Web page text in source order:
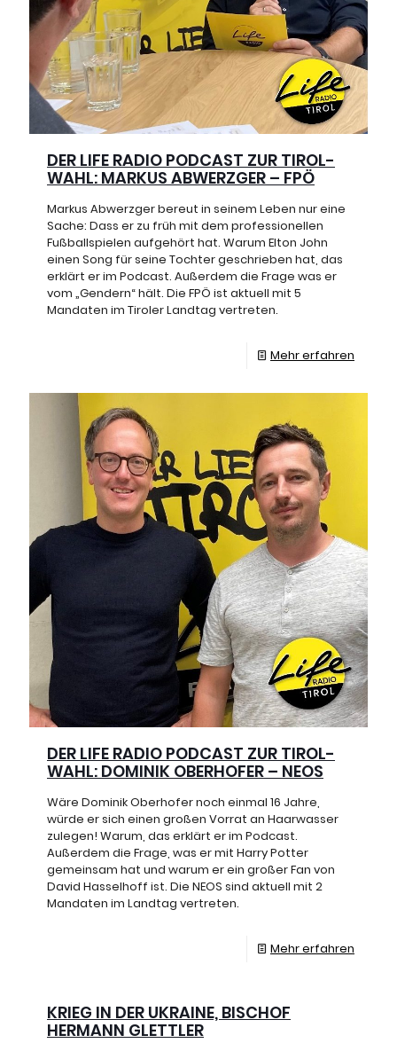
DER LIFE RADIO PODCAST ZUR TIROL-
WAHL: MARKUS ABWERZGER – FPÖ
Markus Abwerzger bereut in seinem Leben nur eine
Sache: Dass er zu früh mit dem professionellen
Fußballspielen aufgehört hat. Warum Elton John
einen Song für seine Tochter geschrieben hat, das
erklärt er im Podcast. Außerdem die Frage was er
vom „Gendern“ hält. Die FPÖ ist aktuell mit 5
Mandaten im Tiroler Landtag vertreten.
Mehr erfahren
DER LIFE RADIO PODCAST ZUR TIROL-
WAHL: DOMINIK OBERHOFER – NEOS
Wäre Dominik Oberhofer noch einmal 16 Jahre,
würde er sich einen großen Vorrat an Haarwasser
zulegen! Warum, das erklärt er im Podcast.
Außerdem die Frage, was er mit Harry Potter
gemeinsam hat und warum er ein großer Fan von
David Hasselhoff ist. Die NEOS sind aktuell mit 2
Mandaten im Landtag vertreten.
Mehr erfahren
KRIEG IN DER UKRAINE, BISCHOF
HERMANN GLETTLER